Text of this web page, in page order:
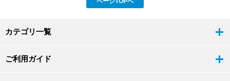
カテゴリ一覧
ご利用ガイド